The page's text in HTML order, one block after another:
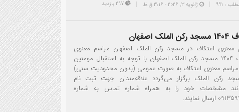
: 991 ژانویه 3, 2026 - 3:16 ق.ظ
اصفهان
معنوی اعتکاف در مسجد رکن الملک اصفهان مراسم معنوی
اعتکاف ۱۴۰۴ مسجد رکن الملک اصفهان با توجه به استقبال مومنین
مراسم معنوی اعتکاف به صورت عمومی (بدون محدودیت سنی)
رکن الملک برگزار می‌گردد علاقه‌مندان جهت ثبت نام
مشخصات خود را به همراه شماره تماس به شماره
ارسال نمایند.